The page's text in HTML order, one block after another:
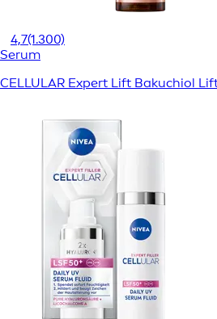
4,7(1.300)
Serum
CELLULAR Expert Lift Bakuchiol